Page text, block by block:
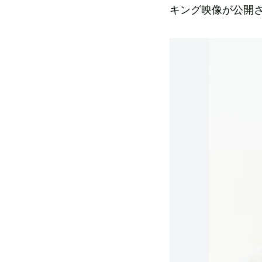
キング映像が公開